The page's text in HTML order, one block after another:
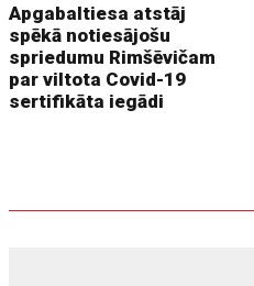
Apgabaltiesa atstāj
spēkā notiesājošu
spriedumu Rimšēvičam
par viltota Covid-19
sertifikāta iegādi